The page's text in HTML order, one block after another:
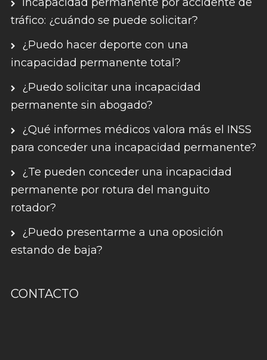
tráfico: ¿cuándo se puede solicitar?
¿Puedo hacer deporte con una
incapacidad permanente total?
¿Puedo solicitar una incapacidad
permanente sin abogado?
¿Qué informes médicos valora más el INSS
para conceder una incapacidad permanente?
¿Te pueden conceder una incapacidad
permanente por rotura del manguito
rotador?
¿Puedo presentarme a una oposición
estando de baja?
CONTACTO